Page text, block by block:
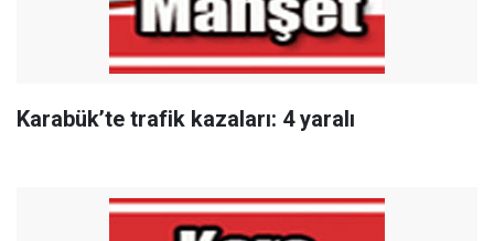
Karabük’te trafik kazaları: 4 yaralı